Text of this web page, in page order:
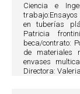
Ciencia e
en tuberías
Patricia
beca/contrato:
de materiales
envases
Directora: Valeria